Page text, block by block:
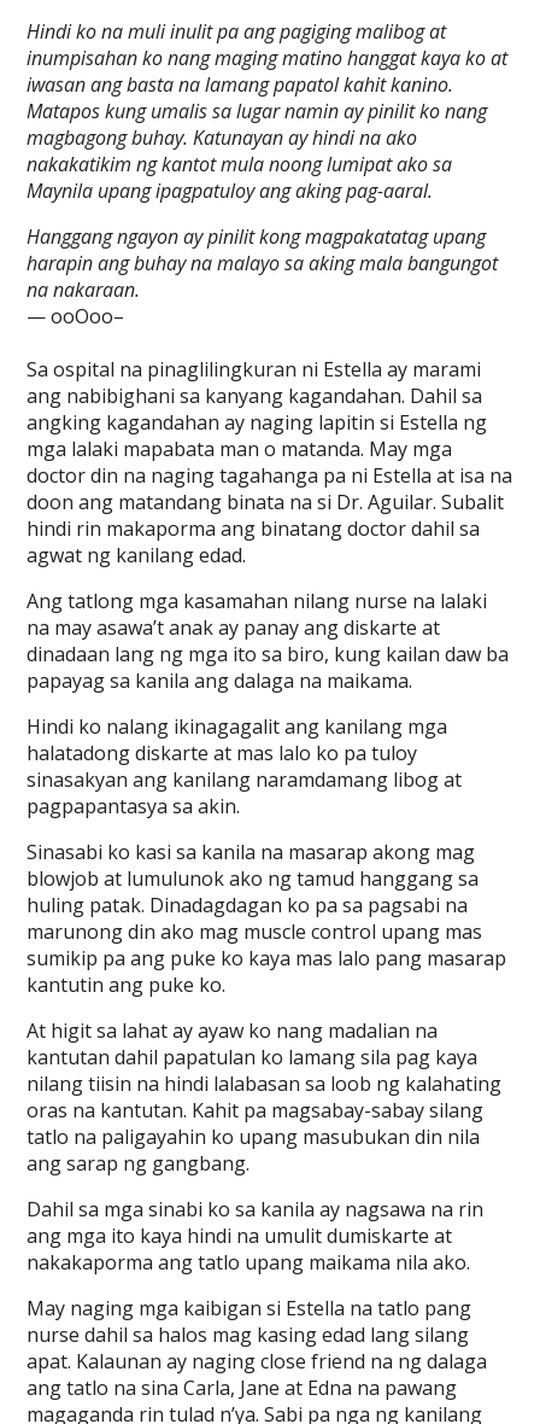
Hindi ko na muli inulit pa ang pagiging malibog at
inumpisahan ko nang maging matino hanggat kaya ko at
iwasan ang basta na lamang papatol kahit kanino.
Matapos kung umalis sa lugar namin ay pinilit ko nang
magbagong buhay. Katunayan ay hindi na ako
nakakatikim ng kantot mula noong lumipat ako sa
Maynila upang ipagpatuloy ang aking pag-aaral.
Hanggang ngayon ay pinilit kong magpakatatag upang
harapin ang buhay na malayo sa aking mala bangungot
na nakaraan.
— ooOoo–
Sa ospital na pinaglilingkuran ni Estella ay marami
ang nabibighani sa kanyang kagandahan. Dahil sa
angking kagandahan ay naging lapitin si Estella ng
mga lalaki mapabata man o matanda. May mga
doctor din na naging tagahanga pa ni Estella at isa na
doon ang matandang binata na si Dr. Aguilar. Subalit
hindi rin makaporma ang binatang doctor dahil sa
agwat ng kanilang edad.
Ang tatlong mga kasamahan nilang nurse na lalaki
na may asawa’t anak ay panay ang diskarte at
dinadaan lang ng mga ito sa biro, kung kailan daw ba
papayag sa kanila ang dalaga na maikama.
Hindi ko nalang ikinagagalit ang kanilang mga
halatadong diskarte at mas lalo ko pa tuloy
sinasakyan ang kanilang naramdamang libog at
pagpapantasya sa akin.
Sinasabi ko kasi sa kanila na masarap akong mag
blowjob at lumulunok ako ng tamud hanggang sa
huling patak. Dinadagdagan ko pa sa pagsabi na
marunong din ako mag muscle control upang mas
sumikip pa ang puke ko kaya mas lalo pang masarap
kantutin ang puke ko.
At higit sa lahat ay ayaw ko nang madalian na
kantutan dahil papatulan ko lamang sila pag kaya
nilang tiisin na hindi lalabasan sa loob ng kalahating
oras na kantutan. Kahit pa magsabay-sabay silang
tatlo na paligayahin ko upang masubukan din nila
ang sarap ng gangbang.
Dahil sa mga sinabi ko sa kanila ay nagsawa na rin
ang mga ito kaya hindi na umulit dumiskarte at
nakakaporma ang tatlo upang maikama nila ako.
May naging mga kaibigan si Estella na tatlo pang
nurse dahil sa halos mag kasing edad lang silang
apat. Kalaunan ay naging close friend na ng dalaga
ang tatlo na sina Carla, Jane at Edna na pawang
magaganda rin tulad n’ya. Sabi pa nga ng kanilang